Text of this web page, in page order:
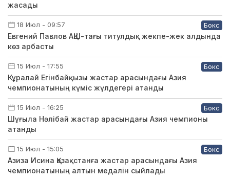
жасады
18 Июл - 09:57 Бокс
Евгений Павлов АҚШ-тағы титулдық жекпе-жек алдында
көз арбасты
15 Июл - 17:55 Бокс
Кұралай Егінбайқызы жастар арасындағы Азия
чемпионатының күміс жүлдегері атанды
15 Июл - 16:25 Бокс
Шұғыла Нәлібай жастар арасындағы Азия чемпионы
атанды
15 Июл - 15:05 Бокс
Азиза Исина Қазақстанға жастар арасындағы Азия
чемпионатының алтын медалін сыйлады